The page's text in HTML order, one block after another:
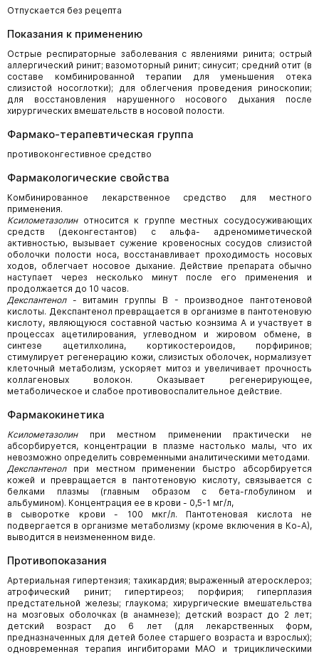
Отпускается без рецепта
Показания к применению
Острые респираторные заболевания с явлениями ринита; острый
аллергический ринит; вазомоторный ринит; синусит; средний отит (в
составе комбинированной терапии для уменьшения отека
слизистой носоглотки); для облегчения проведения риноскопии;
для восстановления нарушенного носового дыхания после
хирургических вмешательств в носовой полости.
Фармако-терапевтическая группа
противоконгестивное средство
Фармакологические свойства
Комбинированное лекарственное средство для местного
применения.
Ксилометазолинотносится к группе местных сосудосуживающих
средств (деконгестантов) с альфа- адреномиметической
активностью, вызывает сужение кровеносных сосудов слизистой
оболочки полости носа, восстанавливает проходимость носовых
ходов, облегчает носовое дыхание. Действие препарата обычно
наступает через несколько минут после его применения и
продолжается до 10 часов.
Декспантенол- витамин группы В - производное пантотеновой
кислоты. Декспантенол превращается в организме в пантотеновую
кислоту, являющуюся составной частью коэнзима А и участвует в
процессах ацетилирования, углеводном и жировом обмене, в
синтезе ацетилхолина, кортикостероидов, порфиринов;
стимулирует регенерацию кожи, слизистых оболочек, нормализует
клеточный метаболизм, ускоряет митоз и увеличивает прочность
коллагеновых волокон. Оказывает регенерирующее,
метаболическое и слабое противовоспалительное действие.
Фармакокинетика
Ксилометазолин при местном применении практически не
абсорбируется, концентрации в плазме настолько малы, что их
невозможно определить современными аналитическими методами.
Декспантенол при местном применении быстро абсорбируется
кожей и превращается в пантотеновую кислоту, связывается с
белками плазмы (главным образом с бета-глобулином и
альбумином). Концентрация ее в крови - 0,5-1 мг/л,
в сыворотке крови - 100 мкг/л. Пантотеновая кислота не
подвергается в организме метаболизму (кроме включения в Ко-А),
выводится в неизмененном виде.
Противопоказания
Артериальная гипертензия; тахикардия; выраженный атеросклероз;
атрофический ринит; гипертиреоз; порфирия; гиперплазия
предстательной железы; глаукома; хирургические вмешательства
на мозговых оболочках (в анамнезе); детский возраст до 2 лет;
детский возраст до 6 лет (для лекарственных форм,
предназначенных для детей более старшего возраста и взрослых);
одновременная терапия ингибиторами МАО и трициклическими